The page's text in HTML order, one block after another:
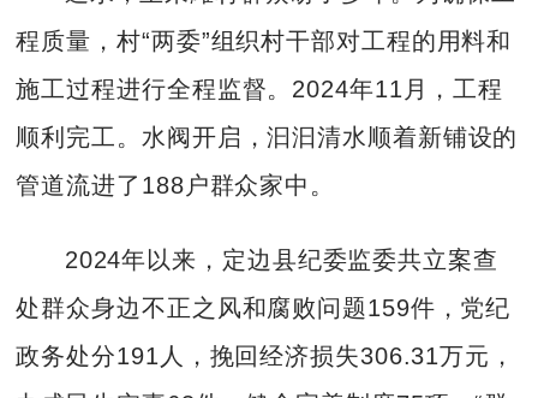
程质量，村“两委”组织村干部对工程的用料和
施工过程进行全程监督。2024年11月，工程
顺利完工。水阀开启，汩汩清水顺着新铺设的
管道流进了188户群众家中。
2024年以来，定边县纪委监委共立案查
处群众身边不正之风和腐败问题159件，党纪
政务处分191人，挽回经济损失306.31万元，